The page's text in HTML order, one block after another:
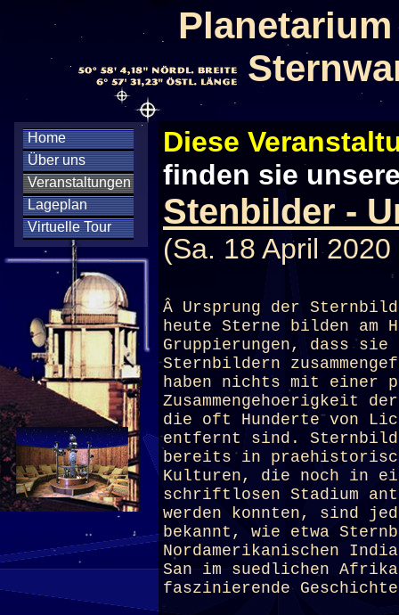
Home
Über uns
Veranstaltungen
Lageplan
Virtuelle Tour
Diese
finden sie
Stenbilder -
(Sa. 18 April
Â Ursprung der
heute Sterne bilden am
Gruppierungen, dass sie
Sternbildern
haben nichts mit einer
Zusammengehoerigkeit
die oft Hunderte von
entfernt sind.
bereits in
Kulturen, die noch in
schriftlosen Stadium
werden konnten, sind
bekannt, wie etwa
Nordamerikanischen
San im suedlichen
faszinierende